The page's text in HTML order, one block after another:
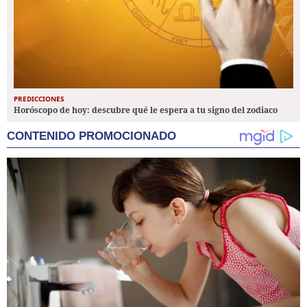
PREDICCIONES
Horóscopo de hoy: descubre qué le espera a tu signo del zodiaco
CONTENIDO PROMOCIONADO